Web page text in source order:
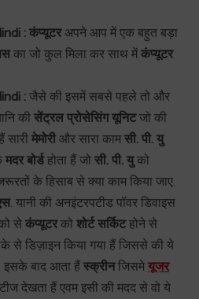
: कंप्यूटरअपने आप में एक बहुत बड़ा
का जो कुल मिला कर साथ में कंप्यूटर
:जैसे की इसमें सबसे पहले तो और
की सेंट्रल प्रोसेसिंग यूनिटजो की
सारी मेमोरीऔर सारा काम सी. पी. यु
मदर बोर्डहोता हैं जो सी. पी. युको
के हिसाब से क्या काम किया जाए.
. यानी की अनइंटरपटीड पॉवर डिवाइस
से कंप्यूटरको शोर्ट सर्किटहोने से
से डिज़ाइन किया गया हैं जिससे की ये
बाद आता हैं स्क्रीनजिसमे यूजर
देखता हैं एवम इसी की मदद से वो ये